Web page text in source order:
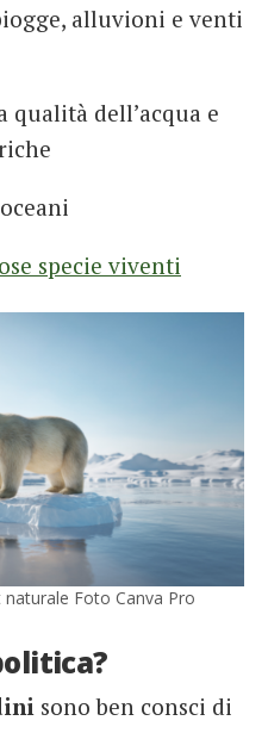
alluvioni e venti
dell’acqua e
specie viventi
Foto Canva Pro
sono ben consci di